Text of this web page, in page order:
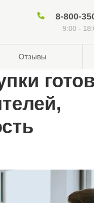
Отзывы
9:00 -
8-800-